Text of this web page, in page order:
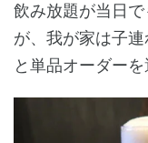
飲み放題が当日
が、我が家は子
と単品オーダーを